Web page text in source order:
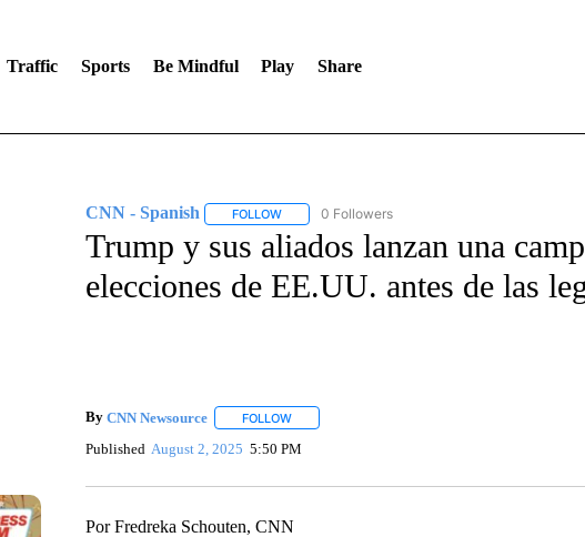
Traffic Sports Be Mindful Play Share
CNN - Spanish FOLLOWFOLLOW "CNN - SPANISH" TO RECEIVE
0 Followers
Trump y sus aliados lanzan una
elecciones de EE.UU. antes de las
By CNN Newsource FOLLOWFOLLOW "" TO RECEIVE NOTIFICATIONS ABOUT
Published August 2, 2025 5:50 PM
Por Fredreka Schouten, CNN